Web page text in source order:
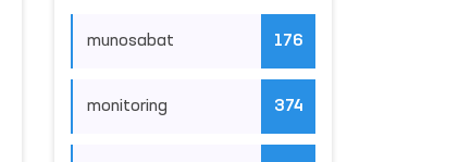
munosabat 176
monitoring 374